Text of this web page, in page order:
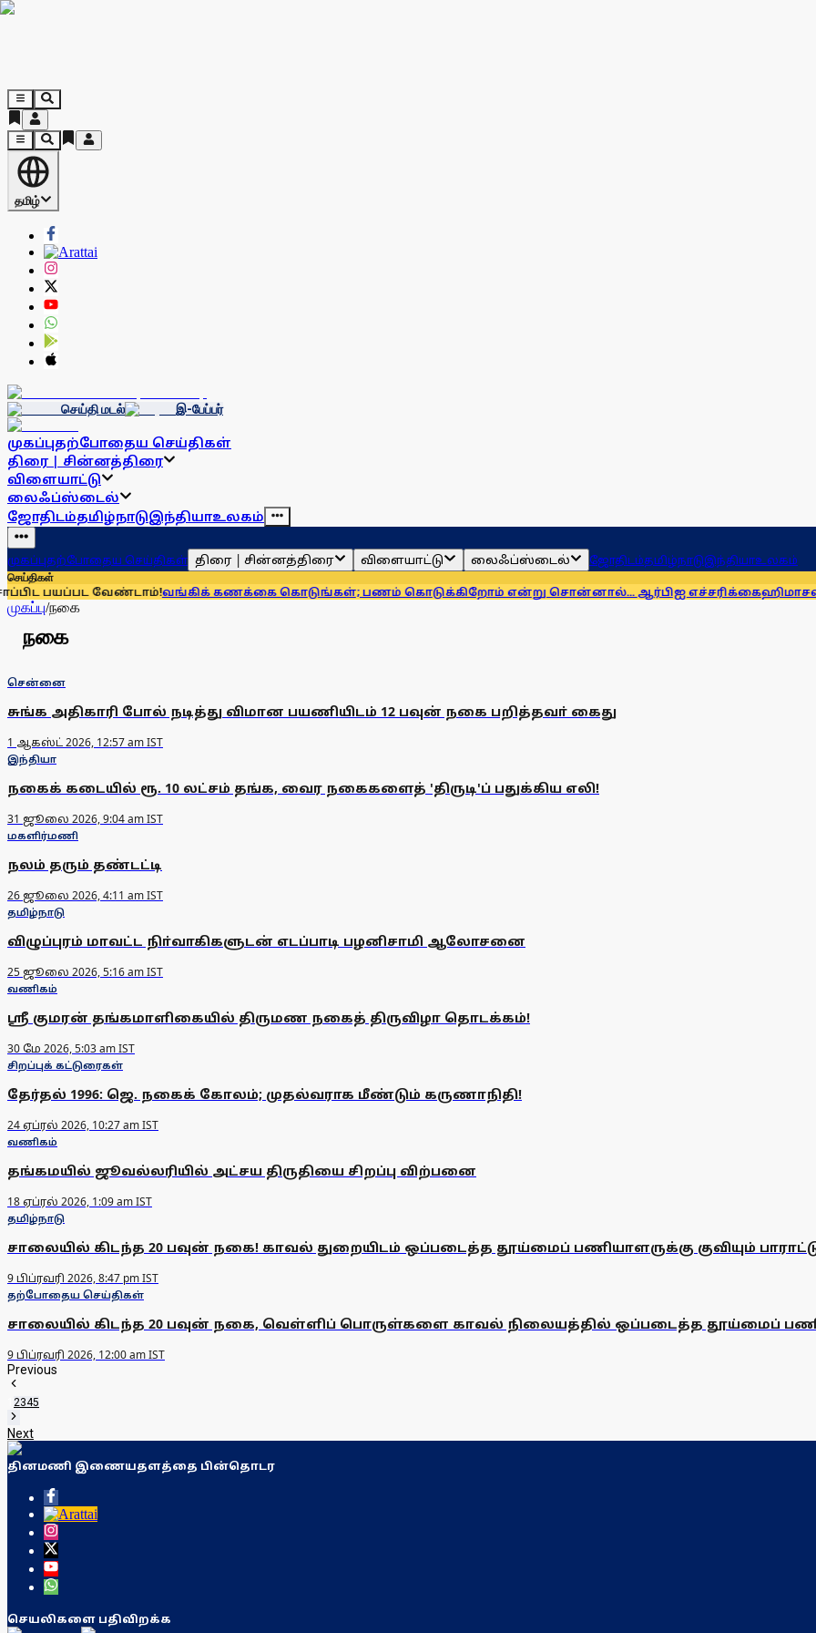
தமிழ்
செய்தி மடல் இ-பேப்பர்
முகப்புதற்போதைய செய்திகள்
திரை | சின்னத்திரை
விளையாட்டு
லைஃப்ஸ்டைல்
ஜோதிடம்தமிழ்நாடுஇந்தியாஉலகம்
முகப்புதற்போதைய செய்திகள் திரை | சின்னத்திரை விளையாட்டு லைஃப்ஸ்டைல் ஜோதிடம்தமிழ்நாடுஇந்தியாஉலகம்
செய்திகள்
பயப்பட வேண்டாம்!வங்கிக் கணக்கை கொடுங்கள்; பணம் கொடுக்கிறோம் என்று சொன்னால்... ஆர்பிஐ எச்சரிக்கைஹிமாசலில்
முகப்பு/நகை
நகை
சென்னை
சுங்க அதிகாரி போல் நடித்து விமான பயணியிடம் 12 பவுன் நகை பறித்தவா் கைது
1 ஆகஸ்ட் 2026, 12:57 am IST
இந்தியா
நகைக் கடையில் ரூ. 10 லட்சம் தங்க, வைர நகைகளைத் 'திருடி'ப் பதுக்கிய எலி!
31 ஜூலை 2026, 9:04 am IST
மகளிர்மணி
நலம் தரும் தண்டட்டி
26 ஜூலை 2026, 4:11 am IST
தமிழ்நாடு
விழுப்புரம் மாவட்ட நிா்வாகிகளுடன் எடப்பாடி பழனிசாமி ஆலோசனை
25 ஜூலை 2026, 5:16 am IST
வணிகம்
ஸ்ரீ குமரன் தங்கமாளிகையில் திருமண நகைத் திருவிழா தொடக்கம்!
30 மே 2026, 5:03 am IST
சிறப்புக் கட்டுரைகள்
தேர்தல் 1996: ஜெ. நகைக் கோலம்; முதல்வராக மீண்டும் கருணாநிதி!
24 ஏப்ரல் 2026, 10:27 am IST
வணிகம்
தங்கமயில் ஜூவல்லரியில் அட்சய திருதியை சிறப்பு விற்பனை
18 ஏப்ரல் 2026, 1:09 am IST
தமிழ்நாடு
சாலையில் கிடந்த 20 பவுன் நகை! காவல் துறையிடம் ஒப்படைத்த தூய்மைப் பணியாளருக்கு குவியும்
9 பிப்ரவரி 2026, 8:47 pm IST
தற்போதைய செய்திகள்
சாலையில் கிடந்த 20 பவுன் நகை, வெள்ளிப் பொருள்களை காவல் நிலையத்தில் ஒப்படைத்த தூய்மைப்
9 பிப்ரவரி 2026, 12:00 am IST
Previous
2345
Next
தினமணி இணையதளத்தை பின்தொடர
செயலிகளை பதிவிறக்க